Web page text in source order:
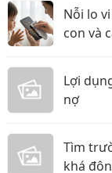
Nỗi lo
con và
Lợi
nợ
Tìm
khá